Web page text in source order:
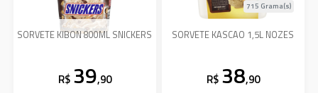
SORVETE KIBON 800ML SNICKERS
R$ 39,90
SORVETE KASCAO 1,5L NOZES
715 Grama(s)
R$ 38,90